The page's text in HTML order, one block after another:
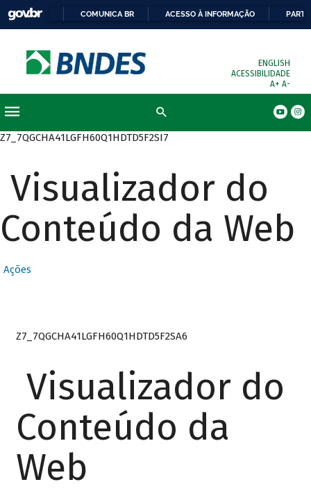
COMUNICA BR ACESSO À INFORMAÇÃO
ENGLISH
ACESSIBILIDADE
A+ A-
Z7_7QGCHA41LGFH60Q1HDTD5F2SI7
Visualizador do
Conteúdo da Web
Ações
Z7_7QGCHA41LGFH60Q1HDTD5F2SA6
Visualizador do
Conteúdo da
Web